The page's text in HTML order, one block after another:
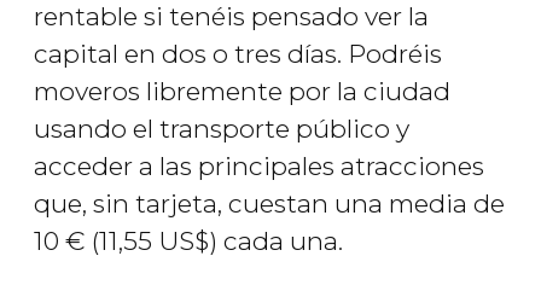
rentable si tenéis pensado ver la
capital en dos o tres días. Podréis
moveros libremente por la ciudad
usando el transporte público y
acceder a las principales atracciones
que, sin tarjeta, cuestan una media de
10 € (11,55 US$) cada una.